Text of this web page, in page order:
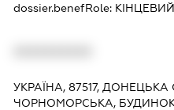
dossier.benefRole:
УКРАЇНА, 87517,
ЧОРНОМОРСЬКА, БУДИНОК